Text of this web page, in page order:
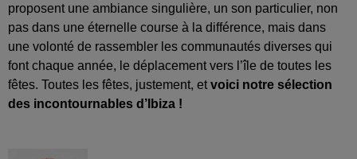
proposent une ambiance singulière, un son particulier, non
pas dans une éternelle course à la différence, mais dans
une volonté de rassembler les communautés diverses qui
font chaque année, le déplacement vers l’île de toutes les
fêtes. Toutes les fêtes, justement, etvoici notre sélection
des incontournables d’Ibiza !